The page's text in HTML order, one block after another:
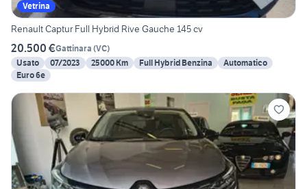
Vetrina
Renault Captur Full Hybrid Rive Gauche 145 cv
20.500 €Gattinara (VC)
Usato
07/2023 25000 Km Full Hybrid Benzina
Automatico
Euro 6e